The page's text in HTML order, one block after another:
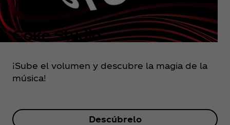
Coke Studio
¡Sube el volumen y descubre la magia de la
música!
Descúbrelo